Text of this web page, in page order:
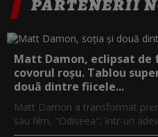
PARTENERII
Matt Damon, eclipsat de
covorul roșu. Tablou
două dintre fiicele...
Matt Damon a transformat
său film, "Odiseea", într-un